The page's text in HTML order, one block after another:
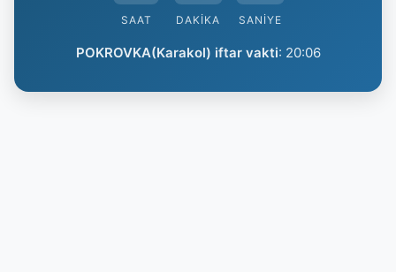
SAAT DAKIKA SANIYE
POKROVKA(Karakol) iftar vakti: 20:06